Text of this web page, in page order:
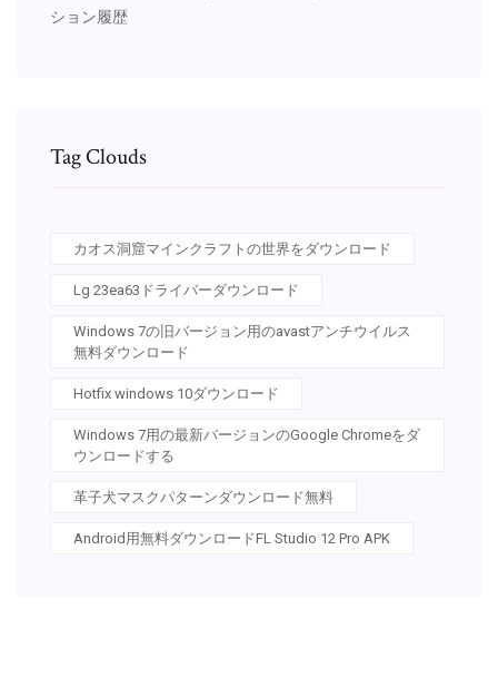
ション履歴
Tag Clouds
カオス洞窟マインクラフトの世界をダウンロード
Lg 23ea63ドライバーダウンロード
Windows 7の旧バージョン用のavastアンチウイルス
無料ダウンロード
Hotfix windows 10ダウンロード
Windows 7用の最新バージョンのGoogle Chromeをダ
ウンロードする
革子犬マスクパターンダウンロード無料
Android用無料ダウンロードFL Studio 12 Pro APK